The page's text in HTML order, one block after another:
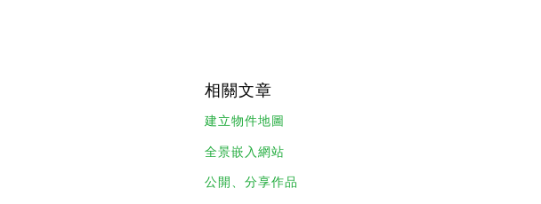
相關文章
建立物件地圖
全景嵌入網站
公開、分享作品